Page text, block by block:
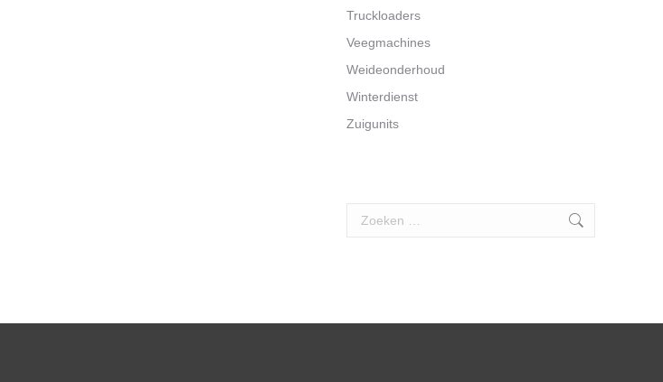
Truckloaders
Veegmachines
Weideonderhoud
Winterdienst
Zuigunits
Search: